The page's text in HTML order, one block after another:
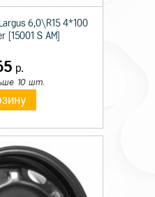
6,0\R15 4*100
[15001 S AM]
р.
10 шт.